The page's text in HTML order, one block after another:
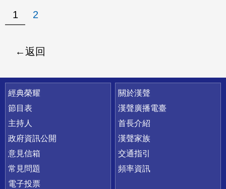
1 2
返回
快速連結
經典榮耀
節目表
主持人
政府資訊公開
意見信箱
常見問題
電子投票
關於漢聲
漢聲廣播電臺
首長介紹
漢聲家族
交通指引
頻率資訊